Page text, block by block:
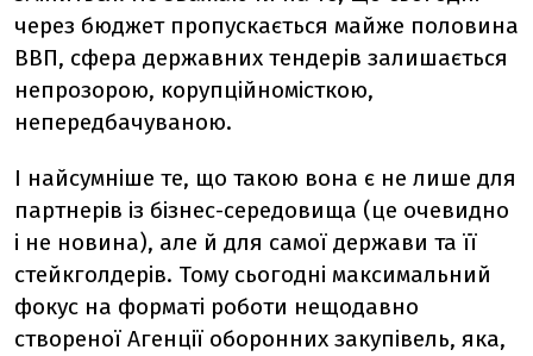
через бюджет пропускається майже половина
ВВП, сфера державних тендерів залишається
непрозорою, корупційномісткою,
непередбачуваною.
І найсумніше те, що такою вона є не лише для
партнерів із бізнес-середовища (це очевидно
і не новина), але й для самої держави та її
стейкголдерів. Тому сьогодні максимальний
фокус на форматі роботи нещодавно
створеної Агенції оборонних закупівель, яка,